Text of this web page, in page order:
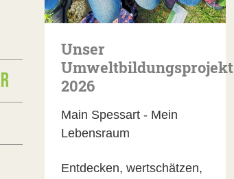
Unser
Umweltbildungsprojekt
2026
Main Spessart - Mein
Lebensraum
Entdecken, wertschätzen,